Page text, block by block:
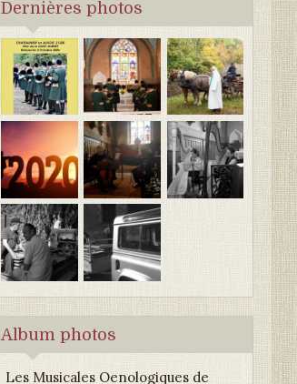
Dernières photos
Album photos
Les Musicales Oenologiques de